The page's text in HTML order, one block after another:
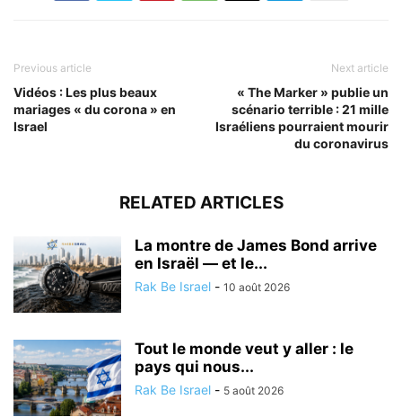
Previous article
Vidéos : Les plus beaux
mariages « du corona » en
Israel
Next article
« The Marker » publie un
scénario terrible : 21 mille
Israéliens pourraient mourir
du coronavirus
RELATED ARTICLES
La montre de James Bond arrive
en Israël — et le...
Rak Be Israel - 10 août 2026
Tout le monde veut y aller : le
pays qui nous...
Rak Be Israel - 5 août 2026